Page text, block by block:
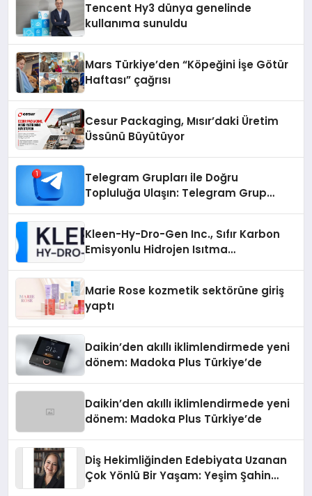
Tencent Hy3 dünya genelinde
kullanıma sunuldu
Mars Türkiye’den “Köpeğini İşe Götür
Haftası” çağrısı
Cesur Packaging, Mısır’daki Üretim
Üssünü Büyütüyor
Telegram Grupları ile Doğru
Topluluğa Ulaşın: Telegram Grup
Kleen-Hy-Dro-Gen Inc., Sıfır Karbon
Emisyonlu Hidrojen Isıtma
Marie Rose kozmetik sektörüne giriş
yaptı
Daikin’den akıllı iklimlendirmede yeni
dönem: Madoka Plus Türkiye’de
Daikin’den akıllı iklimlendirmede yeni
dönem: Madoka Plus Türkiye’de
Diş Hekimliğinden Edebiyata Uzanan
Çok Yönlü Bir Yaşam: Yeşim Şahin